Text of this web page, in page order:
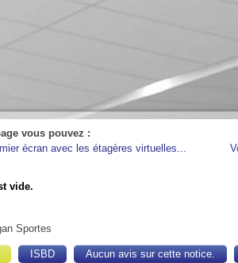
vous pouvez :
écran avec les étagères virtuelles...
Sportes
ISBD Aucun avis sur cette notice.